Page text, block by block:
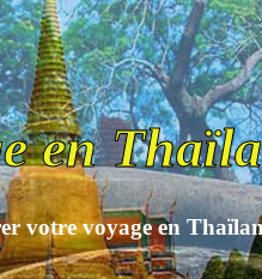
en
votre voyage en